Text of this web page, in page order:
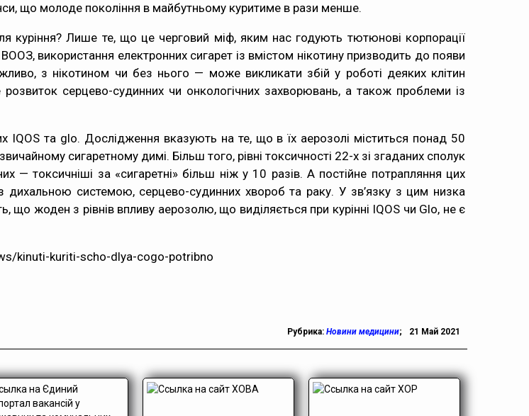
що молоде покоління в майбутньому куритиме в рази менше.
куріння? Лише те, що це черговий міф, яким нас годують тютюнові корпорації
ВООЗ, використання електронних сигарет із вмістом нікотину призводить до появи
з нікотином чи без нього — може викликати збій у роботі деяких клітин
серцево-судинних чи онкологічних захворювань, а також проблеми із
IQOS та glo. Дослідження вказують на те, що в їх аерозолі міститься понад 50
сигаретному димі. Більш того, рівні токсичності 22-х зі згаданих сполук
— токсичніші за «сигаретні» більш ніж у 10 разів. А постійне потрапляння цих
системою, серцево-судинних хвороб та раку. У зв’язку з цим низка
що жоден з рівнів впливу аерозолю, що виділяється при курінні IQOS чи Glo, не є
kinuti-kuriti-scho-dlya-cogo-potribno
Рубрика: Новини медицини; 21 Май 2021